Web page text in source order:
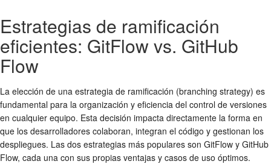
Estrategias de ramificación
eficientes: GitFlow vs. GitHub
Flow
La elección de una estrategia de ramificación (branching strategy) es
fundamental para la organización y eficiencia del control de versiones
en cualquier equipo. Esta decisión impacta directamente la forma en
que los desarrolladores colaboran, integran el código y gestionan los
despliegues. Las dos estrategias más populares son GitFlow y GitHub
Flow, cada una con sus propias ventajas y casos de uso óptimos.